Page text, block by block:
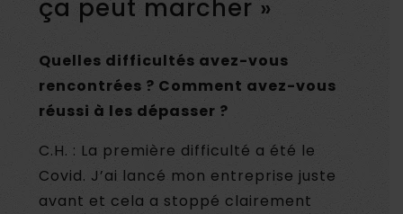
ça peut marcher »
Quelles difficultés avez-vous
rencontrées ? Comment avez-vous
réussi à les dépasser ?
C.H. : La première difficulté a été le
Covid. J’ai lancé mon entreprise juste
avant et cela a stoppé clairement